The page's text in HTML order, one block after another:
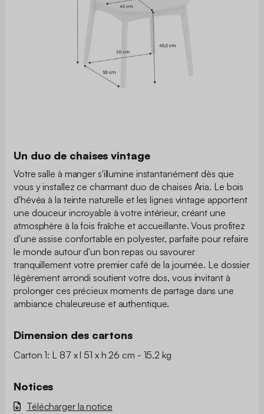
Un duo de chaises vintage
Votre salle à manger s'illumine instantanément dès que
vous y installez ce charmant duo de chaises Aria. Le bois
d'hévéa à la teinte naturelle et les lignes vintage apportent
une douceur incroyable à votre intérieur, créant une
atmosphère à la fois fraîche et accueillante. Vous profitez
d'une assise confortable en polyester, parfaite pour refaire
le monde autour d'un bon repas ou savourer
tranquillement votre premier café de la journée. Le dossier
légèrement arrondi soutient votre dos, vous invitant à
prolonger ces précieux moments de partage dans une
ambiance chaleureuse et authentique.
Dimension des cartons
Carton 1: L 87 x l 51 x h 26 cm - 15.2 kg
Notices
Télécharger la notice